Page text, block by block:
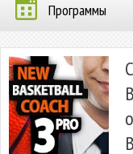
Программы